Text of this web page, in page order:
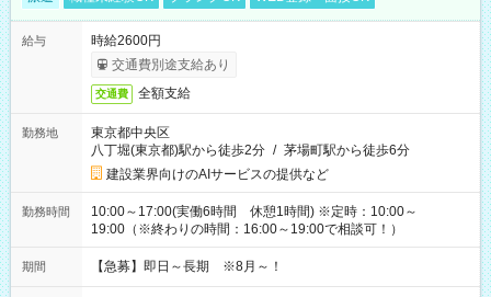
給与
時給2600円
交通費別途支給あり
交通費 全額支給
勤務地
東京都中央区
八丁堀(東京都)駅から徒歩2分 / 茅場町駅から徒歩6分
建設業界向けのAIサービスの提供など
勤務時間
10:00～17:00(実働6時間 休憩1時間) ※定時：10:00～
19:00（※終わりの時間：16:00～19:00で相談可！）
期間 【急募】即日～長期 ※8月～！